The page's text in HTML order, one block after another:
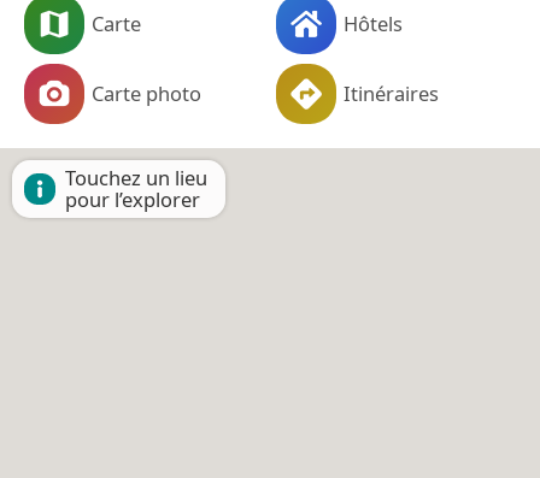
Carte Hôtels
Carte photo Itinéraires
Touchez un lieu
pour l’explorer